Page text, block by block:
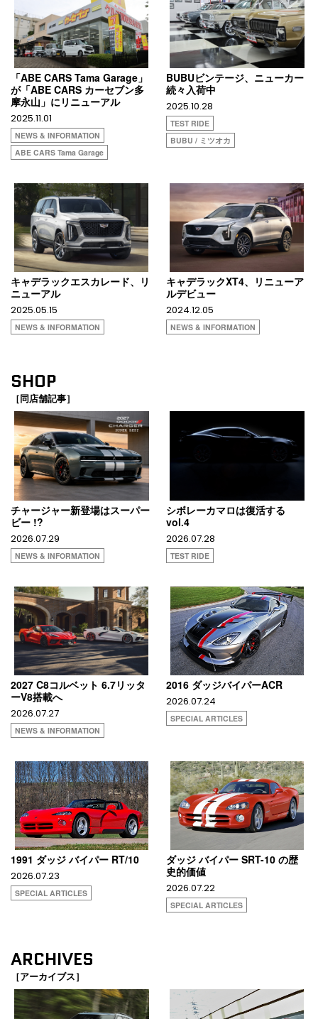
「ABE CARS Tama Garage」
が「ABE CARS カーセブン多
摩永山」にリニューアル
2025.11.01
NEWS & INFORMATION
ABE CARS Tama Garage
BUBUビンテージ、ニューカー
続々入荷中
2025.10.28
TEST RIDE
BUBU / ミツオカ
キャデラックエスカレード、リ
ニューアル
2025.05.15
NEWS & INFORMATION
キャデラックXT4、リニューア
ルデビュー
2024.12.05
NEWS & INFORMATION
SHOP
［同店舗記事］
チャージャー新登場はスーパー
ビー !?
2026.07.29
NEWS & INFORMATION
シボレーカマロは復活する
vol.4
2026.07.28
TEST RIDE
2027 C8コルベット 6.7リッタ
ーV8搭載へ
2026.07.27
NEWS & INFORMATION
2016 ダッジバイパーACR
2026.07.24
SPECIAL ARTICLES
1991 ダッジ バイパー RT/10
2026.07.23
SPECIAL ARTICLES
ダッジ バイパー SRT-10 の歴
史的価値
2026.07.22
SPECIAL ARTICLES
ARCHIVES
［アーカイブス］